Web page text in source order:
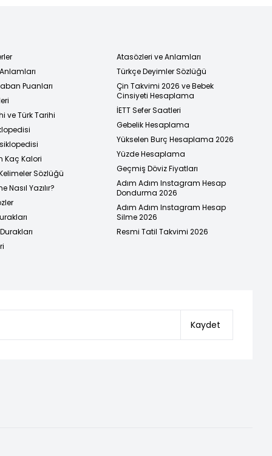
Puanları
ve Türk Tarihi
Kaç Kalori
Sözlüğü
Nasıl Yazılır?
Atasözleri ve Anlamları
Türkçe Deyimler Sözlüğü
Çin Takvimi 2026 ve Bebek
Cinsiyeti Hesaplama
İETT Sefer Saatleri
Gebelik Hesaplama
Yükselen Burç Hesaplama 2026
Yüzde Hesaplama
Geçmiş Döviz Fiyatları
Adım Adım Instagram Hesap
Dondurma 2026
Adım Adım Instagram Hesap
Silme 2026
Resmi Tatil Takvimi 2026
Kaydet